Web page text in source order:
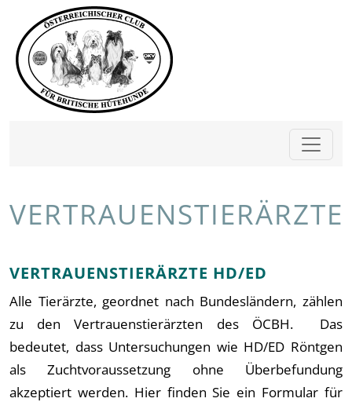
VERTRAUENSTIERÄRZTE
VERTRAUENSTIERÄRZTE HD/ED
Alle Tierärzte, geordnet nach Bundesländern, zählen
zu den Vertrauenstierärzten des ÖCBH. Das
bedeutet, dass Untersuchungen wie HD/ED Röntgen
als Zuchtvoraussetzung ohne Überbefundung
akzeptiert werden. Hier finden Sie ein Formular für